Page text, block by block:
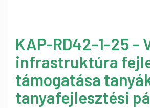
KAP-RD42-1-25 –
infrastruktúra
támogatása
tanyafejlesztési